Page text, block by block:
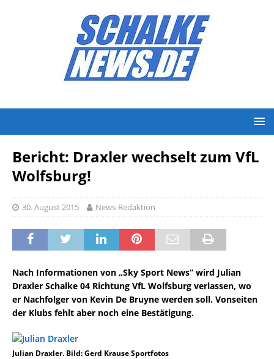
Bericht: Draxler wechselt zum VfL
Wolfsburg!
30. August 2015 News-Redaktion
Nach Informationen von „Sky Sport News“ wird Julian
Draxler Schalke 04 Richtung VfL Wolfsburg verlassen, wo
er Nachfolger von Kevin De Bruyne werden soll. Vonseiten
der Klubs fehlt aber noch eine Bestätigung.
Julian Draxler. Bild: Gerd Krause Sportfotos